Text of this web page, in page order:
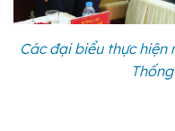
Các đại biểu thực hiện